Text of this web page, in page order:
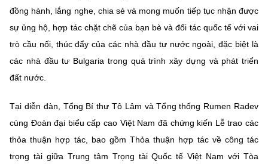
đồng hành, lắng nghe, chia sẻ và mong muốn tiếp tục nhận được
sự ủng hộ, hợp tác chặt chẽ của bạn bè và đối tác quốc tế với vai
trò cầu nối, thúc đẩy của các nhà đầu tư nước ngoài, đặc biệt là
các nhà đầu tư Bulgaria trong quá trình xây dựng và phát triển
đất nước.
Tại diễn đàn, Tổng Bí thư Tô Lâm và Tổng thống Rumen Radev
cùng Đoàn đại biểu cấp cao Việt Nam đã chứng kiến Lễ trao các
thỏa thuận hợp tác, bao gồm Thỏa thuận hợp tác về công tác
trọng tài giữa Trung tâm Trọng tài Quốc tế Việt Nam với Tòa